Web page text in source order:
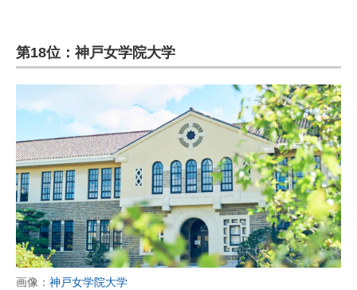
第18位：神戸女学院大学
画像： 神戸女学院大学